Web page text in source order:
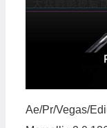
Ae/Pr/Vegas/